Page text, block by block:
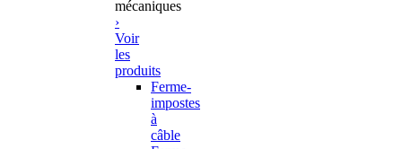
mécaniques
›
Voir
les
produits
Ferme-
impostes
à
câble